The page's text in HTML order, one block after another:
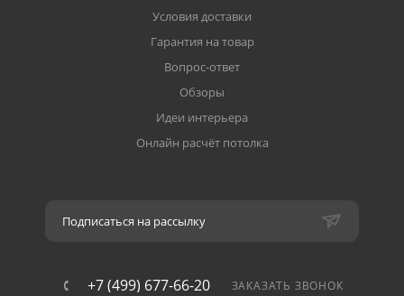
Условия доставки
Гарантия на товар
Вопрос-ответ
Обзоры
Идеи интерьера
Онлайн расчёт потолка
Подписаться на рассылку
+7 (499) 677-66-20 ЗАКАЗАТЬ ЗВОНОК